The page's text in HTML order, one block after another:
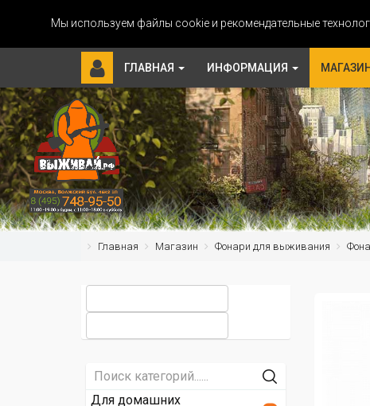
Мы используем файлы cookie и рекомендательные
ГЛАВНАЯ ИНФОРМАЦИЯ МАГАЗИН
Главная Магазин Фонари для выживания
Для домашних